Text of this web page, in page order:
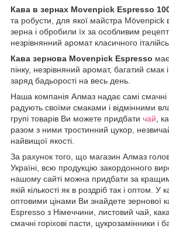
Кава в зернах Movenpick Espresso
та робусти, для якої майстра Mövenpick
зерна і обробили їх за особливим
незрівнянний аромат класичного
Кава зернова Movenpick Espresso
пінку, незрівняний аромат, багатий смак
заряд бадьорості на весь день.
Наша компанія Алмаз надає самі смачні і
радують своїми смаками і відмінними
групі товарів Ви можете придбати чай,
разом з ними тростинний цукор,
найвищої якості.
За рахунок того, що магазин Алмаз
Україні, всю продукцію закордонного
нашому сайті можна придбати за
якій кількості як в роздріб так і оптом. У
оптовими цінами Ви знайдете зернової
Espresso з Німеччини, листовий чай,
смачні горіхові пасти, цукрозамінники і